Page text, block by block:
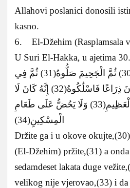
Allahovi poslanici donosili
kasno.
6. El-Džehim (Rasplamsala
U Suri El-Hakka, u ajetima
خُذُوهُ فَغُلُّوهُ(30) ثُمَّ الْجَحِيمَ صَلُّوهُ(31) ثُمَّ فِي
سِلْسِلَةٍ ذَرْعُهَا سَبْعُونَ ذِرَاعًا فَاسْلُكُوهُ(32) إِنَّهُ كَانَ لَا
يُؤْمِنُ بِاللَّهِ الْعَظِيمِ(33) وَلَا يَحُضُّ عَلَى طَعَامِ
الْمِسْكِينِ(34)
Držite ga i u okove
(El-Džehim) pržite,(31) a
sedamdeset lakata duge
velikog nije vjerovao,(33) i da